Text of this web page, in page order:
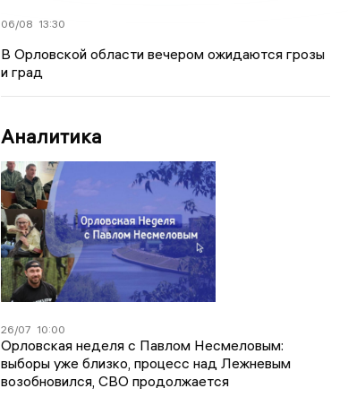
06/08 13:30
В Орловской области вечером ожидаются грозы
и град
Аналитика
26/07 10:00
Орловская неделя с Павлом Несмеловым:
выборы уже близко, процесс над Лежневым
возобновился, СВО продолжается